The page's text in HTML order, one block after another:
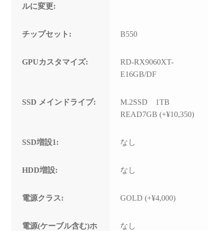
ルに変更:
チップセット: B550
GPUカスタマイズ:
RD-RX9060XT-
E16GB/DF
SSD メインドライブ:
M.2SSD 1TB
READ7GB (+¥10,350)
SSD増設1: なし
HDD増設: なし
電源クラス: GOLD (+¥4,000)
電源(ケーブル含む)ホ
なし